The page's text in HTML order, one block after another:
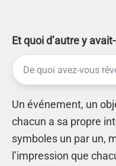
Et quoi d’autre y
Un événement, un
chacun a sa propre
symboles un par un,
l’impression que